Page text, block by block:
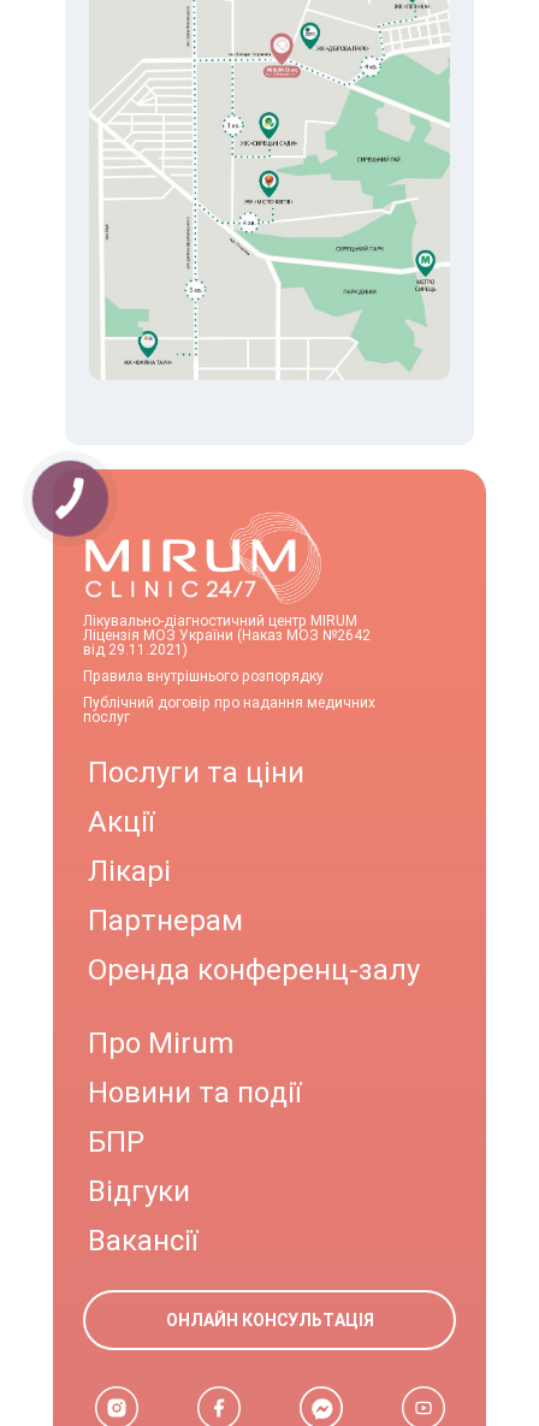
Лікувально-діагностичний центр MIRUM
Ліцензія МОЗ України (Наказ МОЗ №2642
від 29.11.2021)
Правила внутрішнього розпорядку
Публічний договір про надання медичних
послуг
Послуги та ціни
Акції
Лікарі
Партнерам
Оренда конференц-залу
Про Mirum
Новини та події
БПР
Відгуки
Вакансії
ОНЛАЙН КОНСУЛЬТАЦІЯ